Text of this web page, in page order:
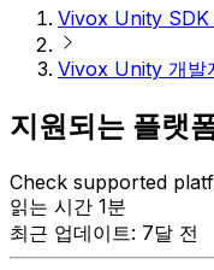
Vivox Unity SDK
Vivox Unity 개발
지원되는 플랫
Check supported
읽는 시간 1분
최근 업데이트: 7달 전